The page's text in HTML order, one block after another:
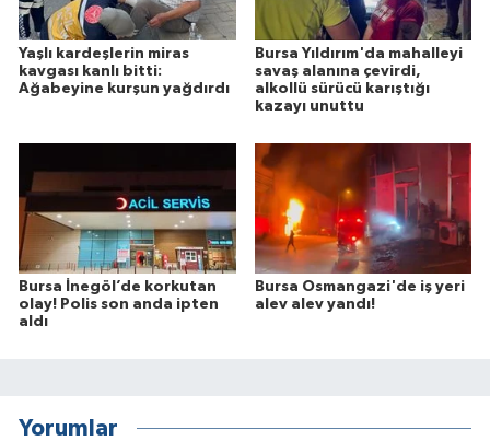
Yaşlı kardeşlerin miras
kavgası kanlı bitti:
Ağabeyine kurşun yağdırdı
Bursa Yıldırım'da mahalleyi
savaş alanına çevirdi,
alkollü sürücü karıştığı
kazayı unuttu
Bursa İnegöl’de korkutan
olay! Polis son anda ipten
aldı
Bursa Osmangazi'de iş yeri
alev alev yandı!
Yorumlar